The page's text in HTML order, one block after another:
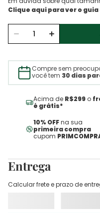
Compre sem
você tem 30 dias
Acima de R$299 o
é grátis*
10% OFFna sua
primeira compra
cupom
Entrega
Calcular frete e prazo de